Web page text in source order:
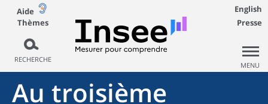
Aide
Thèmes
RECHERCHE
English
Presse
MENU
Au troisième